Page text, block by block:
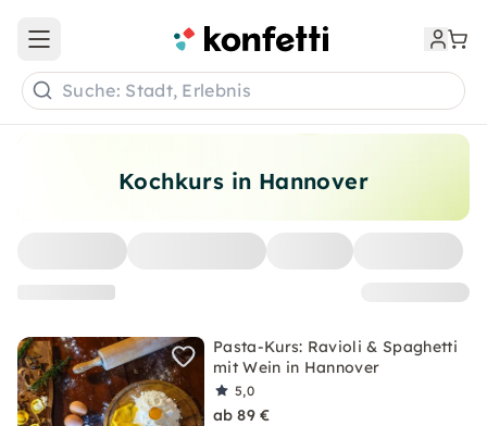
Kochkurs in Hannover
Pasta-Kurs: Ravioli & Spaghetti
mit Wein in Hannover
5,0
ab 89 €
Open main menu
Suche: Stadt, Erlebnis